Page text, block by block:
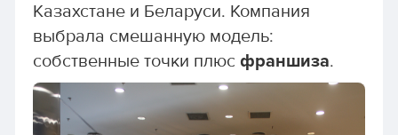
Казахстане и Беларуси. Компания
выбрала смешанную модель:
собственные точки плюс франшиза.